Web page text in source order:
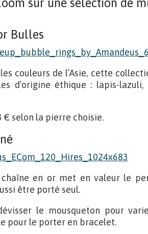
sur une sélection de
Bulles
couleurs de l’Asie, cette
d’origine éthique : lapis-
€ selon la pierre choisie.
en or met en valeur le
être porté seul.
le mousqueton pour
pour le porter en bracelet.